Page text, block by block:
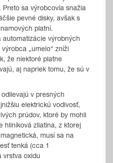
sa výrobcovia snažia
pevné disky, avšak s
platní.
automatizácie výrobných
„umelo“ zníži
že niektoré platne
aj napriek tomu, že sú v
v presných
elektrickú vodivosť,
prúdov, ktoré by mohli
hliníková zliatina, z ktorej
musí sa na
tenká (cca 1
vrstva oxidu